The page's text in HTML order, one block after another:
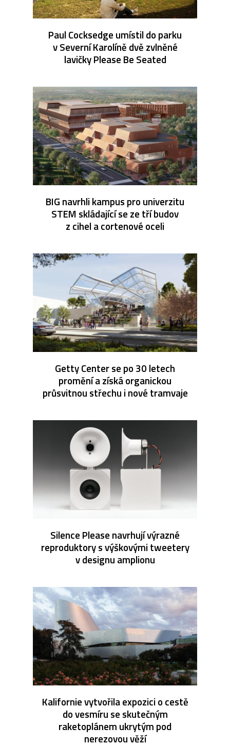
Paul Cocksedge umístil do parku
v Severní Karolíně dvě zvlněné
lavičky Please Be Seated
BIG navrhli kampus pro univerzitu
STEM skládající se ze tří budov
z cihel a cortenové oceli
Getty Center se po 30 letech
promění a získá organickou
průsvitnou střechu i nové tramvaje
Silence Please navrhují výrazné
reproduktory s výškovými tweetery
v designu amplionu
Kalifornie vytvořila expozici o cestě
do vesmíru se skutečným
raketoplánem ukrytým pod
nerezovou věží